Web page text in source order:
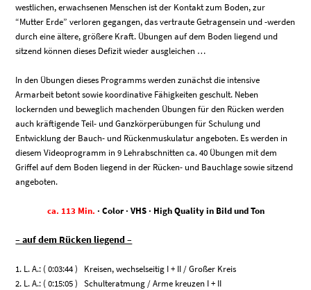
westlichen, erwachsenen Menschen ist der Kontakt zum Boden, zur
“Mutter Erde” verloren gegangen, das vertraute Getragensein und -werden
durch eine ältere, größere Kraft. Übungen auf dem Boden liegend und
sitzend können dieses Defizit wieder ausgleichen …
In den Übungen dieses Programms werden zunächst die intensive
Armarbeit betont sowie koordinative Fähigkeiten geschult. Neben
lockernden und beweglich machenden Übungen für den Rücken werden
auch kräftigende Teil- und Ganzkörperübungen für Schulung und
Entwicklung der Bauch- und Rückenmuskulatur angeboten. Es werden in
diesem Videoprogramm in 9 Lehrabschnitten ca. 40 Übungen mit dem
Griffel auf dem Boden liegend in der Rücken- und Bauchlage sowie sitzend
angeboten.
ca. 113 Min. · Color · VHS · High Quality in Bild und Ton
– auf dem Rücken liegend –
1. L. A.: ( 0:03:44 ) Kreisen, wechselseitig I + II / Großer Kreis
2. L. A.: ( 0:15:05 ) Schulteratmung / Arme kreuzen I + II